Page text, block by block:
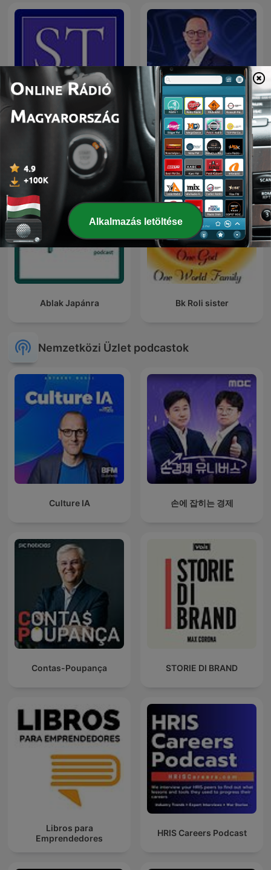
Saját Tőke Podcast
Önjáróbb Vállalkozás
Podcast
Ablak Japánra Bk Roli sister
Nemzetközi Üzlet podcastok
Culture IA 손에 잡히는 경제
Contas-Poupança STORIE DI BRAND
Libros para
Emprendedores
HRIS Careers Podcast
Alkalmazás letöltése